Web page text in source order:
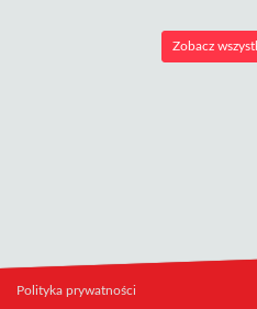
Zobacz
Polityka prywatności